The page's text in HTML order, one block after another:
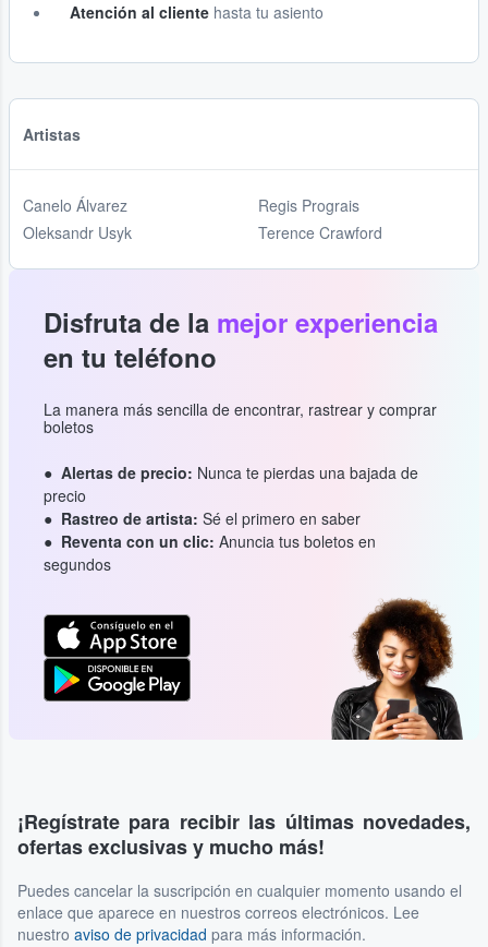
Atención al cliente hasta tu asiento
Artistas
Canelo Álvarez
Oleksandr Usyk
Regis Prograis
Terence Crawford
Disfruta de la mejor experiencia
en tu teléfono
La manera más sencilla de encontrar, rastrear y comprar
boletos
Alertas de precio: Nunca te pierdas una bajada de
precio
Rastreo de artista: Sé el primero en saber
Reventa con un clic: Anuncia tus boletos en
segundos
¡Regístrate para recibir las últimas novedades,
ofertas exclusivas y mucho más!
Puedes cancelar la suscripción en cualquier momento usando el
enlace que aparece en nuestros correos electrónicos. Lee
nuestro aviso de privacidad para más información.